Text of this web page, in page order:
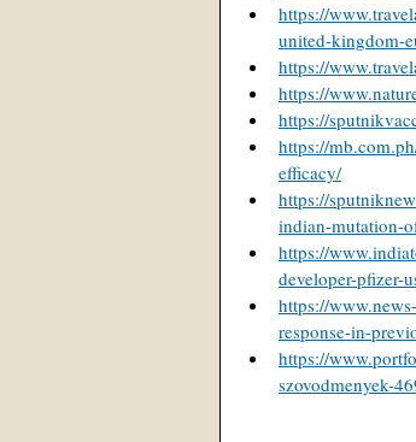
https://
united-kingdom-
https://
https://
https://
https://
efficacy/
https://
indian-mutation-
https://
developer-pfizer-
https://
response-in-
https://
szovodmenyek-